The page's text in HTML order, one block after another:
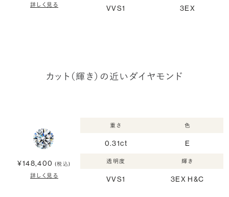
詳しく見る VVS1 3EX
カット（輝き）の近いダイヤモンド
¥148,400 (税込)
詳しく見る
重さ
0.31ct
色
E
透明度
VVS1
輝き
3EX H&C